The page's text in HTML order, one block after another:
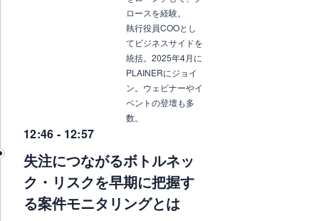
ロースを経験。
執行役員COOとし
てビジネスサイドを
統括。2025年4月に
PLAINERにジョイ
ン。ウェビナーやイ
ベントの登壇も多
数。
12:46 - 12:57
失注につながるボトルネッ
ク・リスクを早期に把握す
る案件モニタリングとは